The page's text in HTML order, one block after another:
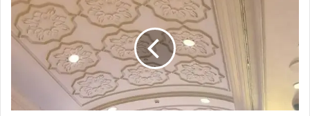
e
t
E